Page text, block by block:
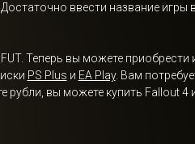
ввести название игры
Теперь вы можете приобрести
PS Plus и EA Play. Вам
вы можете купить Fallout 4